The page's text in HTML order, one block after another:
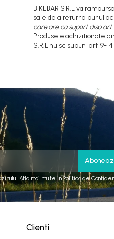
BIKEBAR S.R.L va
sale de a returna bunul
care are ca suport disp art
Produsele achizitionate
S.R.L nu se supun art. 9-
Afla mai multe inPolitica de
Clienti